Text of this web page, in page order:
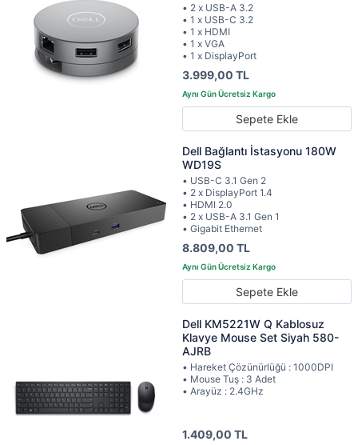
• 2 x USB-A 3.2
• 1 x USB-C 3.2
• 1 x HDMI
• 1 x VGA
• 1 x DisplayPort
3.999,00 TL
Sepete Ekle
Dell Bağlantı İstasyonu 180W
WD19S
• USB-C 3.1 Gen 2
• 2 x DisplayPort 1.4
• HDMI 2.0
• 2 x USB-A 3.1 Gen 1
• Gigabit Ethernet
8.809,00 TL
Sepete Ekle
Dell KM5221W Q Kablosuz
Klavye Mouse Set Siyah 580-
AJRB
• Hareket Çözünürlüğü : 1000DPI
• Mouse Tuş : 3 Adet
• Arayüz : 2.4GHz
1.409,00 TL